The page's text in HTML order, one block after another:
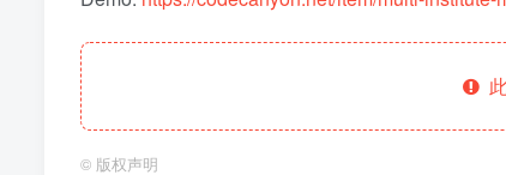
© 版权声明